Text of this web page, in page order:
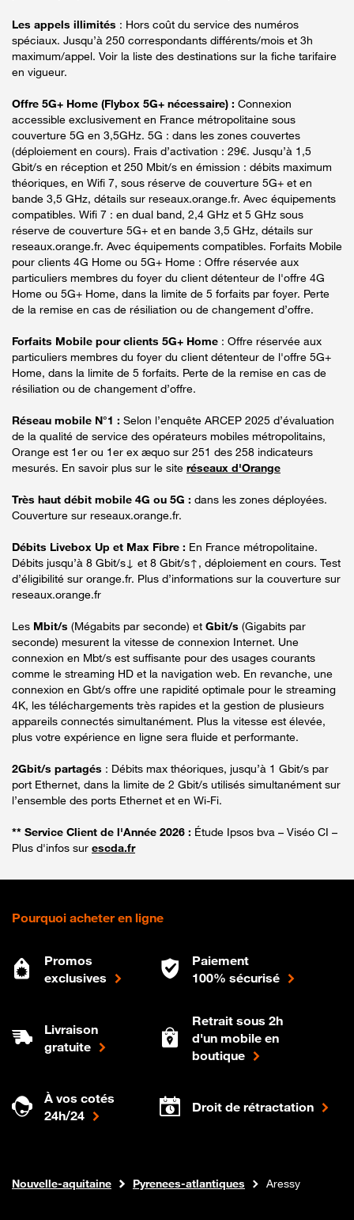
Les appels illimités : Hors coût du service des numéros
spéciaux. Jusqu’à 250 correspondants différents/mois et 3h
maximum/appel. Voir la liste des destinations sur la fiche tarifaire
en vigueur.
Offre 5G+ Home (Flybox 5G+ nécessaire) : Connexion
accessible exclusivement en France métropolitaine sous
couverture 5G en 3,5GHz. 5G : dans les zones couvertes
(déploiement en cours). Frais d’activation : 29€. Jusqu’à 1,5
Gbit/s en réception et 250 Mbit/s en émission : débits maximum
théoriques, en Wifi 7, sous réserve de couverture 5G+ et en
bande 3,5 GHz, détails sur reseaux.orange.fr. Avec équipements
compatibles. Wifi 7 : en dual band, 2,4 GHz et 5 GHz sous
réserve de couverture 5G+ et en bande 3,5 GHz, détails sur
reseaux.orange.fr. Avec équipements compatibles. Forfaits Mobile
pour clients 4G Home ou 5G+ Home : Offre réservée aux
particuliers membres du foyer du client détenteur de l'offre 4G
Home ou 5G+ Home, dans la limite de 5 forfaits par foyer. Perte
de la remise en cas de résiliation ou de changement d’offre.
Forfaits Mobile pour clients 5G+ Home : Offre réservée aux
particuliers membres du foyer du client détenteur de l'offre 5G+
Home, dans la limite de 5 forfaits. Perte de la remise en cas de
résiliation ou de changement d’offre.
Réseau mobile N°1 : Selon l’enquête ARCEP 2025 d’évaluation
de la qualité de service des opérateurs mobiles métropolitains,
Orange est 1er ou 1er ex æquo sur 251 des 258 indicateurs
mesurés. En savoir plus sur le site réseaux d'Orange
Très haut débit mobile 4G ou 5G : dans les zones déployées.
Couverture sur reseaux.orange.fr.
Débits Livebox Up et Max Fibre : En France métropolitaine.
Débits jusqu’à 8 Gbit/s↓ et 8 Gbit/s↑, déploiement en cours. Test
d’éligibilité sur orange.fr. Plus d’informations sur la couverture sur
reseaux.orange.fr
Les Mbit/s (Mégabits par seconde) et Gbit/s (Gigabits par
seconde) mesurent la vitesse de connexion Internet. Une
connexion en Mbt/s est suffisante pour des usages courants
comme le streaming HD et la navigation web. En revanche, une
connexion en Gbt/s offre une rapidité optimale pour le streaming
4K, les téléchargements très rapides et la gestion de plusieurs
appareils connectés simultanément. Plus la vitesse est élevée,
plus votre expérience en ligne sera fluide et performante.
2Gbit/s partagés : Débits max théoriques, jusqu’à 1 Gbit/s par
port Ethernet, dans la limite de 2 Gbit/s utilisés simultanément sur
l’ensemble des ports Ethernet et en Wi-Fi.
** Service Client de l'Année 2026 : Étude Ipsos bva – Viséo CI –
Plus d'infos sur escda.fr
Pourquoi acheter en ligne
Promos
exclusives
Paiement
100% sécurisé
Livraison
gratuite
Retrait sous 2h
d'un mobile en
boutique
À vos cotés
24h/24
Droit de rétractation
Boutique Orange
Internet fibre
Nouvelle-aquitaine Pyrenees-atlantiques Aressy